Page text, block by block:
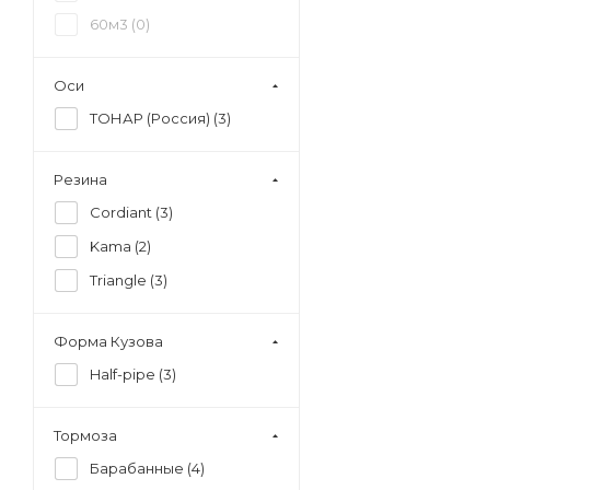
60м3 (0)
Оси
ТОНАР (Россия) (3)
Резина
Cordiant (3)
Kama (2)
Triangle (3)
Форма Кузова
Half-pipe (3)
Тормоза
Барабанные (4)